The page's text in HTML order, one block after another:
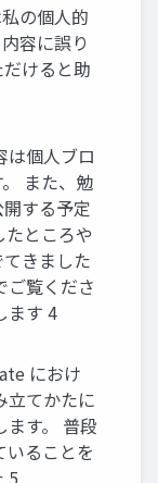
の個人的
容に誤り
けると助
は個人ブロ
また、勉
する予定
ところや
きました
ご覧くださ
ます 4
におけ
立てかたに
ます。 普段
いることを